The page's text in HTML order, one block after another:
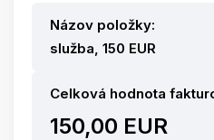
Názov položky:
služba, 150 EUR
Celková hodnota
150,00 EUR